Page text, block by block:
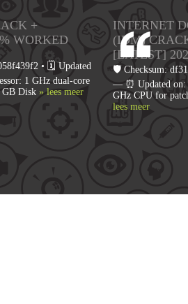
+
WORKED
• 🗓 Updated
1 GHz dual-core
Disk » lees meer
INTERNET
(IDM)
[LATEST]
🛡️ Checksum:
— ⏰ Updated on:
GHz CPU for
lees meer